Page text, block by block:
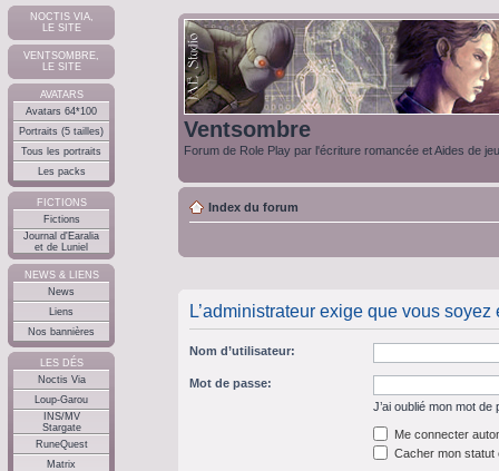
NOCTIS VIA,
LE SITE
VENTSOMBRE,
LE SITE
AVATARS
Avatars 64*100
Portraits (5 tailles)
Tous les portraits
Les packs
FICTIONS
Fictions
Journal d'Earalia
et de Luniel
NEWS & LIENS
News
Liens
Nos bannières
LES DÉS
Noctis Via
Loup-Garou
INS/MV
Stargate
RuneQuest
Matrix
Ventsombre
Forum de Role Play par l'écriture romancée et Aides de
Index du forum
L’administrateur exige que vous
Nom d’utilisateur:
Mot de passe:
J’ai oublié mon mot de
Me connecter
Cacher mon statut